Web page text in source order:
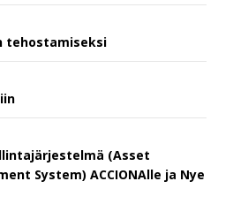
tehostamiseksi
(Asset
System) ACCIONAlle ja Nye